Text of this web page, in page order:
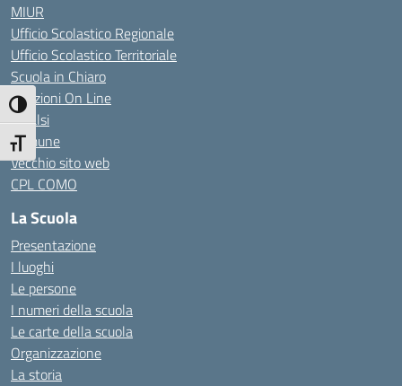
Attiva/disattiva alto contrasto
Attiva/disattiva dimensione testo
MIUR
Ufficio Scolastico Regionale
Ufficio Scolastico Territoriale
Scuola in Chiaro
Iscrizioni On Line
Invalsi
Comune
Vecchio sito web
CPL COMO
La Scuola
Presentazione
I luoghi
Le persone
I numeri della scuola
Le carte della scuola
Organizzazione
La storia